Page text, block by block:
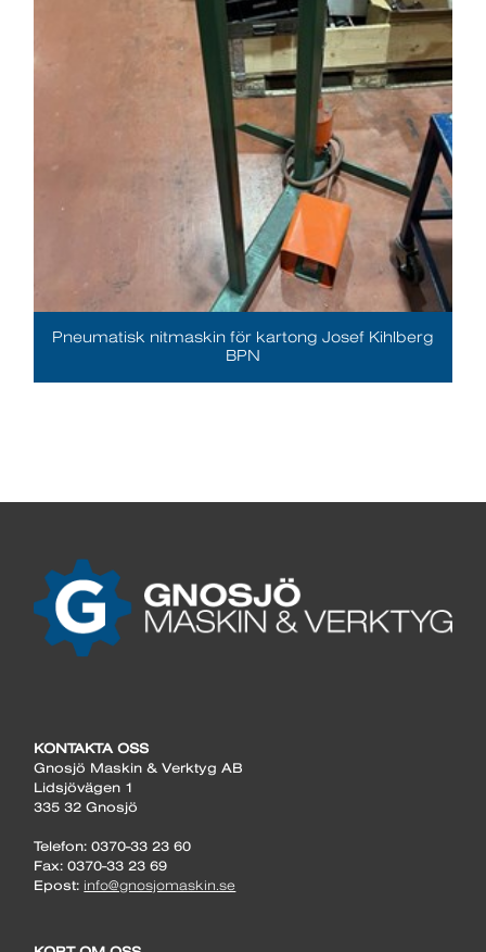
Pneumatisk nitmaskin för kartong Josef Kihlberg
BPN
KONTAKTA OSS
Gnosjö Maskin & Verktyg AB
Lidsjövägen 1
335 32 Gnosjö
Telefon: 0370-33 23 60
Fax: 0370-33 23 69
Epost: info@gnosjomaskin.se